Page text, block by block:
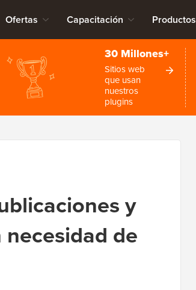
Ofertas Capacitación Productos
30 Millones+
Sitios web
que usan
nuestros
plugins
y
de